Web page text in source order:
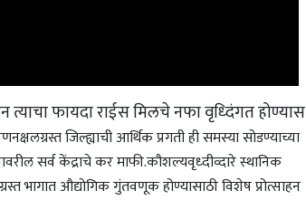
त्याचा फायदा राईस मिलचे नफा वृध्दिंगत होण्यास
नक्षलग्रस्त जिल्ह्याची आर्थिक प्रगती ही समस्या सोडण्याच्या
सर्व केंद्राचे कर माफी.कौशल्यवृध्दीव्दारे स्थानिक
भागात औद्योगिक गुंतवणूक होण्यासाठी विशेष प्रोत्साहन